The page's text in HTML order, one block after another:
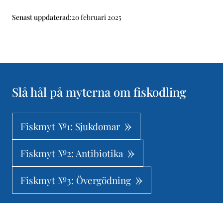
Senast uppdaterad:20 februari 2025
Slå hål på myterna om fiskodling
Fiskmyt №1: Sjukdomar
Fiskmyt №2: Antibiotika
Fiskmyt №3: Övergödning